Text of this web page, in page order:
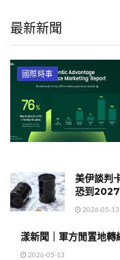
最新新聞
國際時事
美伊談判
恐到
2026-05-13
漾新聞｜軍方閒置地
2026-05-13